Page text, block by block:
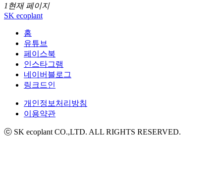
1 현재 페이지
SK ecoplant
홈
유튜브
페이스북
인스타그램
네이버블로그
링크드인
개인정보처리방침
이용약관
ⓒ SK ecoplant CO.,LTD. ALL RIGHTS RESERVED.